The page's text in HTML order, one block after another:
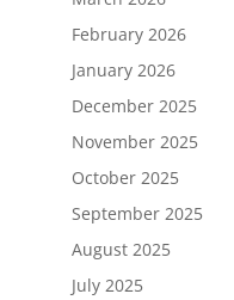
February 2026
January 2026
December 2025
November 2025
October 2025
September 2025
August 2025
July 2025